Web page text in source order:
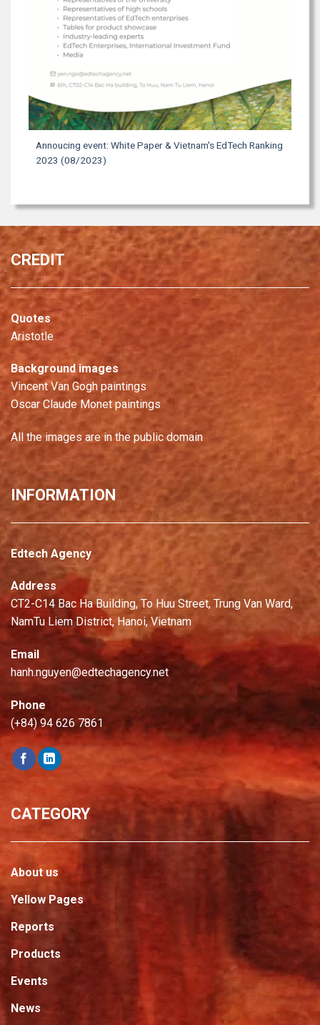
Annoucing event: White Paper & Vietnam's EdTech Ranking
2023 (08/2023)
CREDIT
Quotes
Aristotle
Background images
Vincent Van Gogh paintings
Oscar Claude Monet paintings
All the images are in the public domain
INFORMATION
Edtech Agency
Address
CT2-C14 Bac Ha Building, To Huu Street, Trung Van Ward,
NamTu Liem District, Hanoi, Vietnam
Email
hanh.nguyen@edtechagency.net
Phone
(+84) 94 626 7861
CATEGORY
About us
Yellow Pages
Reports
Products
Events
News